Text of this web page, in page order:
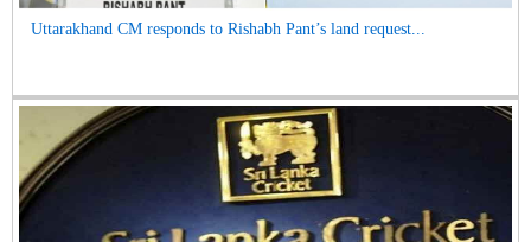
Uttarakhand CM responds to Rishabh Pant’s land request...